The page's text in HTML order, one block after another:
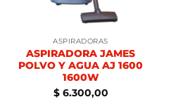
ASPIRADORAS
ASPIRADORA JAMES
POLVO Y AGUA AJ 1600
1600W
$6.300,00